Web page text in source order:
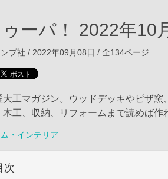
ゥーパ！ 2022年10
プ社 / 2022年09月08日 / 全134ページ
大工マガジン。ウッドデッキやピザ窯
木工、収納、リフォームまで読めば作
・インテリア
次